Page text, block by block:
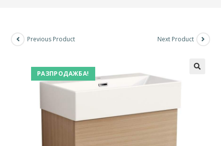
РАЗПРОДАЖБА!
Previous Product Next Product